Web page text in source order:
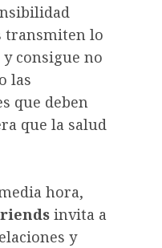
transmiten lo
consigue no
las
que deben
que la salud
hora,
invita a
y